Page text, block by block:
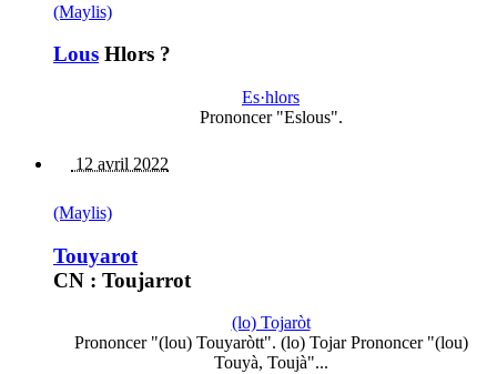
(Maylis)
Lous Hlors ?
Es·hlors
Prononcer "Eslous".
12 avril 2022
(Maylis)
Touyarot
CN : Toujarrot
(lo) Tojaròt
Prononcer "(lou) Touyaròtt". (lo) Tojar Prononcer "(lou)
Touyà, Toujà"...